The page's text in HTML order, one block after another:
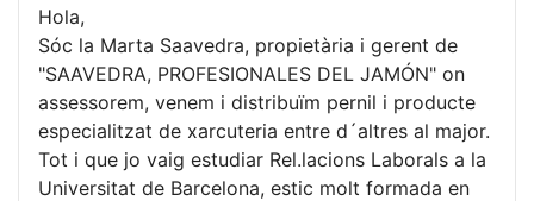
Hola,
Sóc la Marta Saavedra, propietària i gerent de
"SAAVEDRA, PROFESIONALES DEL JAMÓN" on
assessorem, venem i distribuïm pernil i producte
especialitzat de xarcuteria entre d´altres al major.
Tot i que jo vaig estudiar Rel.lacions Laborals a la
Universitat de Barcelona, estic molt formada en